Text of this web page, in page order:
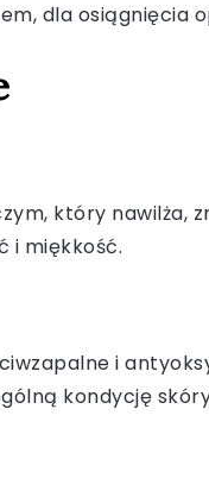
dla osiągnięcia
który
i miękkość.
i
kondycję